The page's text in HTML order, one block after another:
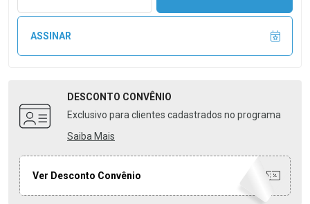
ASSINAR
DESCONTO CONVÊNIO
Exclusivo para clientes cadastrados no programa
Saiba Mais
Ver Desconto Convênio